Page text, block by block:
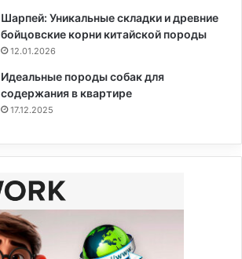
Шарпей: Уникальные складки и древние
бойцовские корни китайской породы
12.01.2026
Идеальные породы собак для
содержания в квартире
17.12.2025